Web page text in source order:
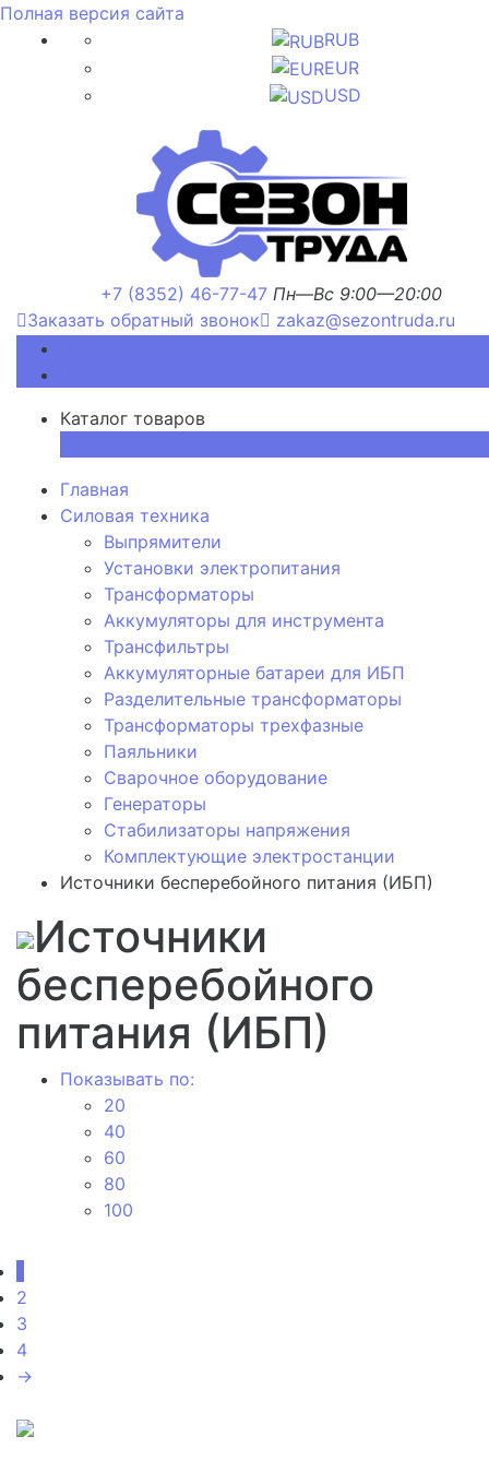
Полная версия сайта
RUB
EUR
USD
+7 (8352) 46-77-47 Пн—Вс 9:00—20:00
Заказать обратный звонок
zakaz@sezontruda.ru
Каталог товаров
Главная
Силовая техника
Выпрямители
Установки электропитания
Трансформаторы
Аккумуляторы для инструмента
Трансфильтры
Аккумуляторные батареи для ИБП
Разделительные трансформаторы
Трансформаторы трехфазные
Паяльники
Сварочное оборудование
Генераторы
Стабилизаторы напряжения
Комплектующие электростанции
Источники бесперебойного питания (ИБП)
Источники
бесперебойного
питания (ИБП)
Показывать по:
20
40
60
80
100
2
3
4
→